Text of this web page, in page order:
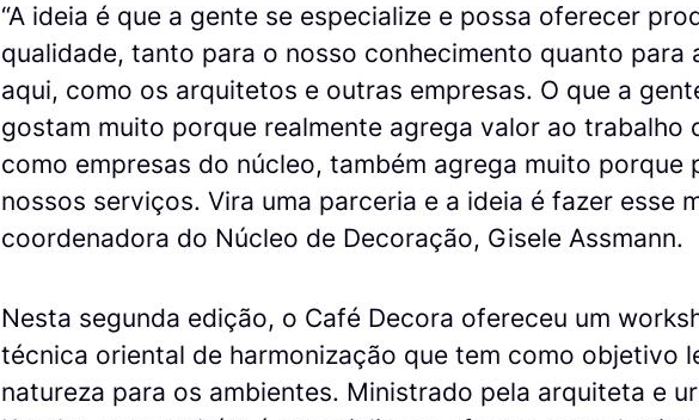
“A ideia é que a gente se especialize e possa oferecer
qualidade, tanto para o nosso conhecimento quanto para
aqui, como os arquitetos e outras empresas. O que a
gostam muito porque realmente agrega valor ao trabalho
como empresas do núcleo, também agrega muito porque
nossos serviços. Vira uma parceria e a ideia é fazer esse
coordenadora do Núcleo de Decoração, Gisele Assmann.
Nesta segunda edição, o Café Decora ofereceu um
técnica oriental de harmonização que tem como objetivo
natureza para os ambientes. Ministrado pela arquiteta e